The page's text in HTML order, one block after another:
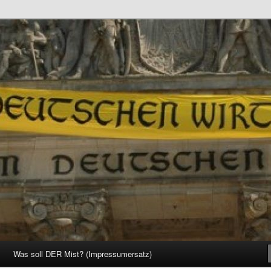
Was soll DER Mist? (Impressumersatz)